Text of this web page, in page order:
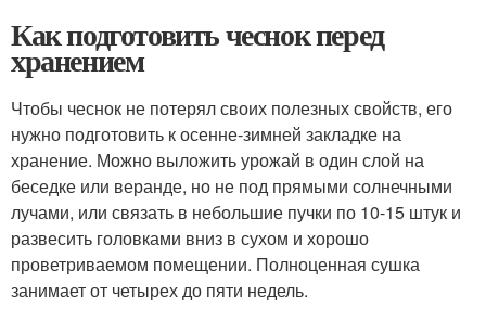
Как подготовить чеснок перед
хранением
Чтобы чеснок не потерял своих полезных свойств, его
нужно подготовить к осенне-зимней закладке на
хранение. Можно выложить урожай в один слой на
беседке или веранде, но не под прямыми солнечными
лучами, или связать в небольшие пучки по 10-15 штук и
развесить головками вниз в сухом и хорошо
проветриваемом помещении. Полноценная сушка
занимает от четырех до пяти недель.